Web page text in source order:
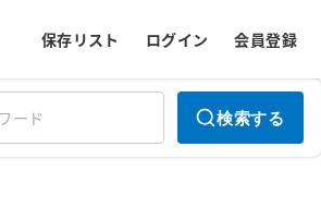
保存リスト ログイン 会員登録
検索する